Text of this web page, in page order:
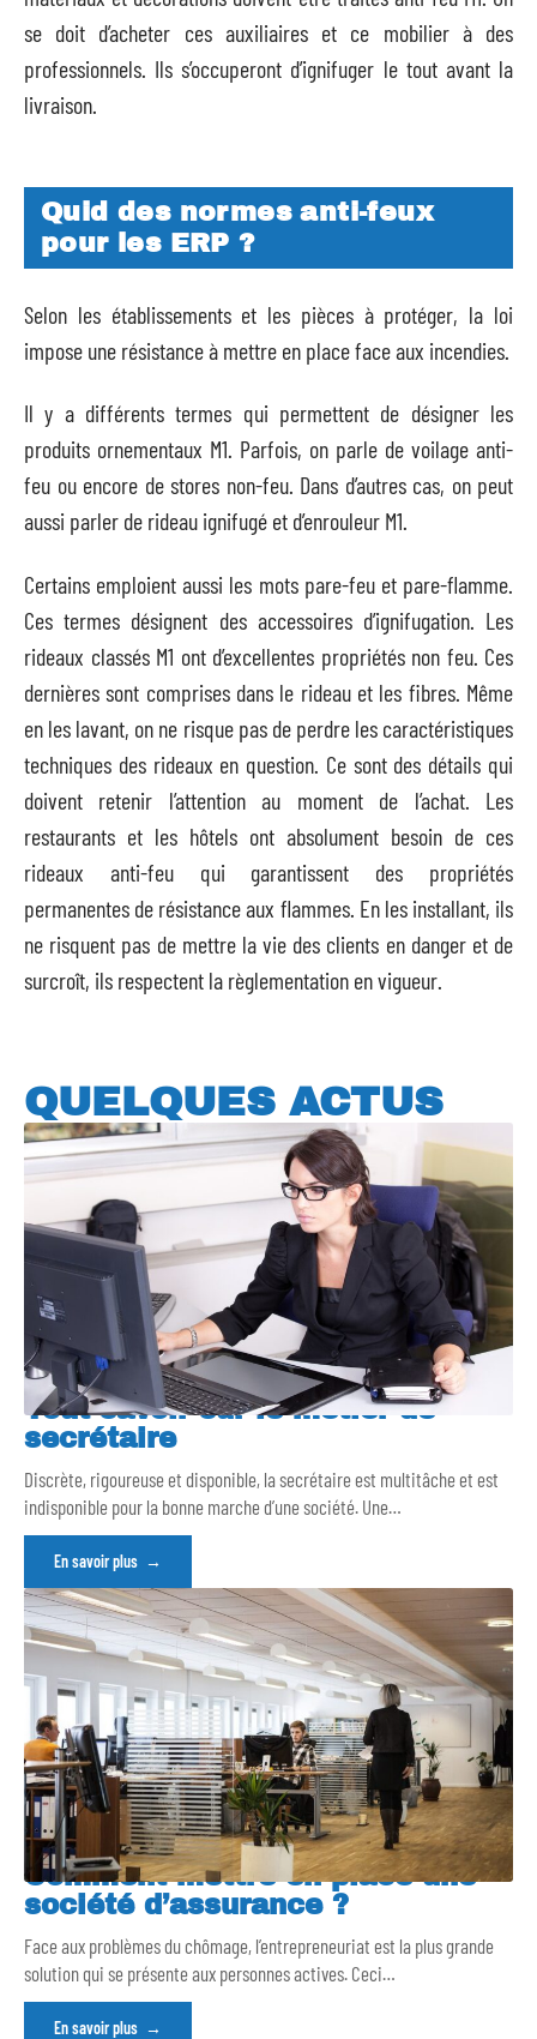
se doit d’acheter ces auxiliaires et ce mobilier à des
professionnels. Ils s’occuperont d’ignifuger le tout avant la
livraison.
Quid des normes anti-feux
pour les ERP ?
Selon les établissements et les pièces à protéger, la loi
impose une résistance à mettre en place face aux incendies.
Il y a différents termes qui permettent de désigner les
produits ornementaux M1. Parfois, on parle de voilage anti-
feu ou encore de stores non-feu. Dans d’autres cas, on peut
aussi parler de rideau ignifugé et d’enrouleur M1.
Certains emploient aussi les mots pare-feu et pare-flamme.
Ces termes désignent des accessoires d’ignifugation. Les
rideaux classés M1 ont d’excellentes propriétés non feu. Ces
dernières sont comprises dans le rideau et les fibres. Même
en les lavant, on ne risque pas de perdre les caractéristiques
techniques des rideaux en question. Ce sont des détails qui
doivent retenir l’attention au moment de l’achat. Les
restaurants et les hôtels ont absolument besoin de ces
rideaux anti-feu qui garantissent des propriétés
permanentes de résistance aux flammes. En les installant, ils
ne risquent pas de mettre la vie des clients en danger et de
surcroît, ils respectent la règlementation en vigueur.
QUELQUES ACTUS
Tout savoir sur le métier de
secrétaire
Discrète, rigoureuse et disponible, la secrétaire est multitâche et est
indisponible pour la bonne marche d’une société. Une…
En savoir plus
Comment mettre en place une
société d’assurance ?
Face aux problèmes du chômage, l’entrepreneuriat est la plus grande
solution qui se présente aux personnes actives. Ceci…
En savoir plus